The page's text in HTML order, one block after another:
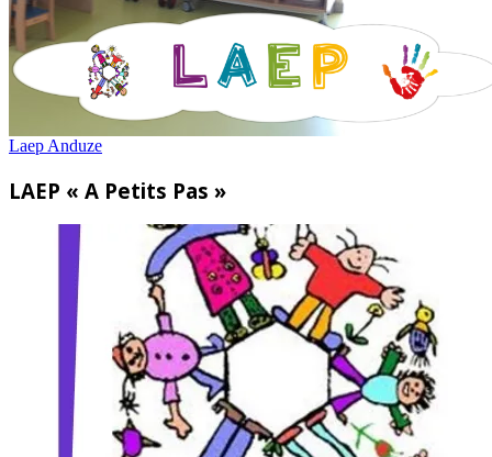
Laep Anduze
LAEP « A Petits Pas »